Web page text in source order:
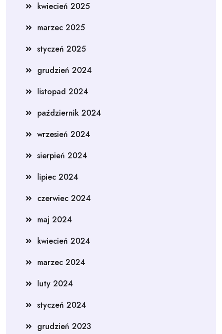
kwiecień 2025
marzec 2025
styczeń 2025
grudzień 2024
listopad 2024
październik 2024
wrzesień 2024
sierpień 2024
lipiec 2024
czerwiec 2024
maj 2024
kwiecień 2024
marzec 2024
luty 2024
styczeń 2024
grudzień 2023